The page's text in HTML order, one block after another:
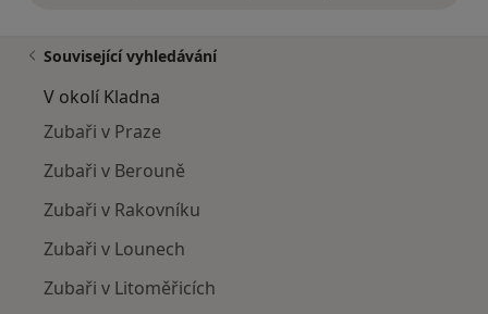
Související vyhledávání
V okolí Kladna
Zubaři v Praze
Zubaři v Berouně
Zubaři v Rakovníku
Zubaři v Lounech
Zubaři v Litoměřicích